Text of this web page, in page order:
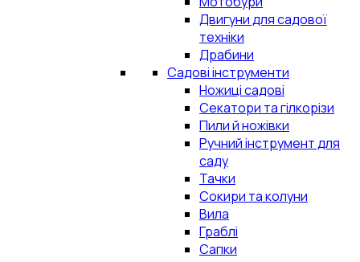
Двигуни для садової
техніки
Драбини
Садові інструменти
Ножиці садові
Секатори та гілкорізи
Пили й ножівки
Ручний інструмент для
саду
Тачки
Сокири та колуни
Вила
Граблі
Сапки